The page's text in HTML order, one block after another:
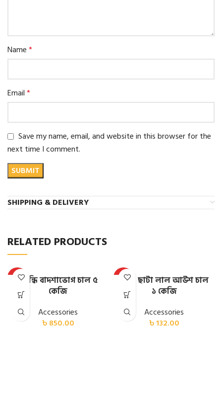
Name*
Email*
Save my name, email, and website in this browser for the
next time I comment.
SHIPPING & DELIVERY
RELATED PRODUCTS
HOTসুগন্ধি বাদশাভোগ চাল ৫
কেজি
Accessories
৳850.00
HOTঢেঁকি ছাটা লাল আউশ চাল
১ কেজি
Accessories
৳132.00